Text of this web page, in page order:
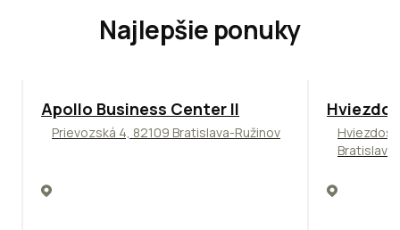
Najlepšie ponuky
TOP NOVINKA ODPORÚČAME
Apollo Business Center II
Prievozská 4, 82109 Bratislava-Ružinov